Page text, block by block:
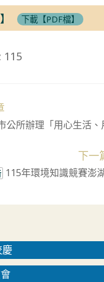
下載【PDF檔】
115
公所辦理「用心生活、
下一
115年環境知識競賽澎